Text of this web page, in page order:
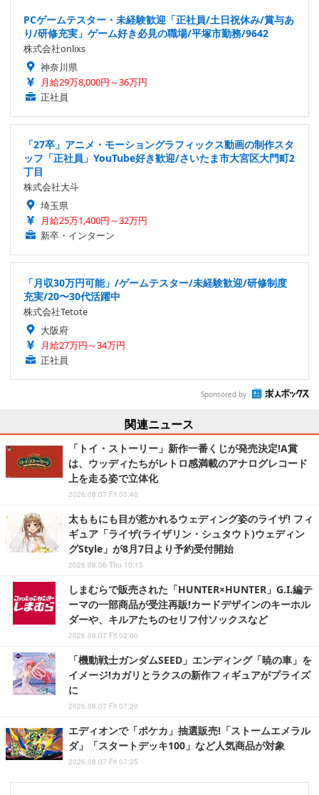
PCゲームテスター・未経験歓迎「正社員/土日祝休み/賞与あ
り/研修充実」ゲーム好き必見の職場/平塚市勤務/9642
株式会社onlixs
神奈川県
月給29万8,000円～36万円
正社員
「27卒」アニメ・モーショングラフィックス動画の制作スタ
ッフ「正社員」YouTube好き歓迎/さいたま市大宮区大門町2
丁目
株式会社大斗
埼玉県
月給25万1,400円～32万円
新卒・インターン
「月収30万円可能」/ゲームテスター/未経験歓迎/研修制度
充実/20〜30代活躍中
株式会社Tetote
大阪府
月給27万円～34万円
正社員
Sponsored by
関連ニュース
「トイ・ストーリー」新作一番くじが発売決定!A賞
は、ウッディたちがレトロ感満載のアナログレコード
上を走る姿で立体化
2026.08.07 Fri 03:40
太ももにも目が惹かれるウェディング姿のライザ! フィ
ギュア「ライザ(ライザリン・シュタウト)ウェディン
グStyle」が8月7日より予約受付開始
2026.08.06 Thu 10:15
しまむらで販売された「HUNTER×HUNTER」G.I.編テ
ーマの一部商品が受注再販!カードデザインのキーホル
ダーや、キルアたちのセリフ付ソックスなど
2026.08.07 Fri 02:00
「機動戦士ガンダムSEED」エンディング「暁の車」を
イメージ!カガリとラクスの新作フィギュアがプライズ
に
2026.08.07 Fri 07:20
エディオンで「ポケカ」抽選販売!「ストームエメラル
ダ」「スタートデッキ100」など人気商品が対象
2026.08.07 Fri 07:25